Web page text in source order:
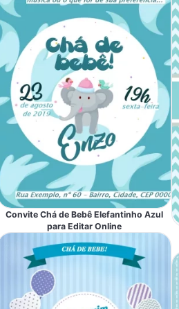
Convite Chá de Bebê Elefantinho Azul
para Editar Online